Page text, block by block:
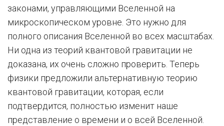
законами, управляющими Вселенной на
микроскопическом уровне. Это нужно для
полного описания Вселенной во всех масштабах.
Ни одна из теорий квантовой гравитации не
доказана, их очень сложно проверить. Теперь
физики предложили альтернативную теорию
квантовой гравитации, которая, если
подтвердится, полностью изменит наше
представление о времени и о всей Вселенной.